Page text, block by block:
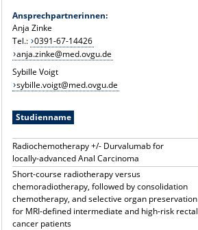
VERANSTALTUNGEN
KONTAKT UND ANFAHRT
ZERTIFIZIERTE ZENTREN
WEITERE ZENTREN
Ansprechpartnerinnen:
Anja Zinke
Tel.: 0391-67-14426
anja.zinke@med.ovgu.de
Sybille Voigt
sybille.voigt@med.ovgu.de
Studienname
Radiochemotherapy +/- Durvalumab for
locally-advanced Anal Carcinoma
Short-course radiotherapy versus
chemoradiotherapy, followed by consolidation
chemotherapy, and selective organ preservation
for MRI-defined intermediate and high-risk rectal
cancer patients